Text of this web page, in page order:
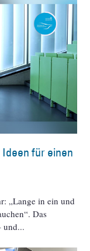
für einen
„Lange in ein und
Das
und